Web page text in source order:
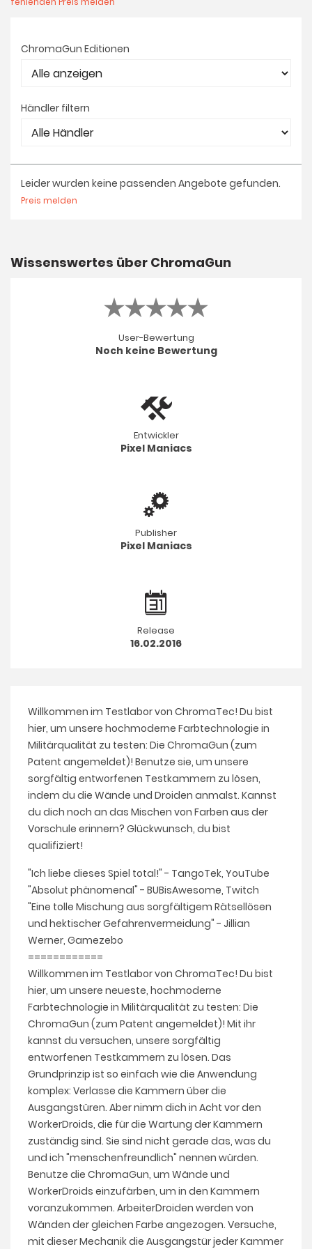
ChromaGun Editionen
Händler filtern
Leider wurden keine passenden Angebote gefunden.
Preis melden
Wissenswertes über ChromaGun
User-Bewertung
Noch keine Bewertung
Entwickler
Pixel Maniacs
Publisher
Pixel Maniacs
Release
16.02.2016
Willkommen im Testlabor von ChromaTec! Du bist
hier, um unsere hochmoderne Farbtechnologie in
Militärqualität zu testen: Die ChromaGun (zum
Patent angemeldet)! Benutze sie, um unsere
sorgfältig entworfenen Testkammern zu lösen,
indem du die Wände und Droiden anmalst. Kannst
du dich noch an das Mischen von Farben aus der
Vorschule erinnern? Glückwunsch, du bist
qualifiziert!
"Ich liebe dieses Spiel total!" - TangoTek, YouTube
"Absolut phänomenal" - BUBisAwesome, Twitch
"Eine tolle Mischung aus sorgfältigem Rätsellösen
und hektischer Gefahrenvermeidung" - Jillian
Werner, Gamezebo
============
Willkommen im Testlabor von ChromaTec! Du bist
hier, um unsere neueste, hochmoderne
Farbtechnologie in Militärqualität zu testen: Die
ChromaGun (zum Patent angemeldet)! Mit ihr
kannst du versuchen, unsere sorgfältig
entworfenen Testkammern zu lösen. Das
Grundprinzip ist so einfach wie die Anwendung
komplex: Verlasse die Kammern über die
Ausgangstüren. Aber nimm dich in Acht vor den
WorkerDroids, die für die Wartung der Kammern
zuständig sind. Sie sind nicht gerade das, was du
und ich "menschenfreundlich" nennen würden.
Benutze die ChromaGun, um Wände und
WorkerDroids einzufärben, um in den Kammern
voranzukommen. ArbeiterDroiden werden von
Wänden der gleichen Farbe angezogen. Versuche,
mit dieser Mechanik die Ausgangstür jeder Kammer